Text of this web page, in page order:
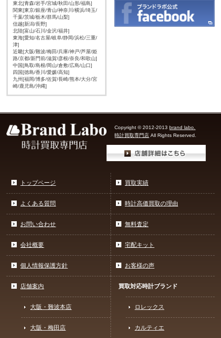
東北[青森/岩手/宮城/秋田/山形/福島]
関東[東京/銀座/青山/神奈川/横浜/埼玉/
千葉/茨城/栃木/群馬/山梨]
信越[新潟/長野]
北陸[富山/石川/金沢/福井]
東海[愛知/名古屋/岐阜/静岡/浜松/三重/
津]
近畿[大阪/難波/梅田/兵庫/神戸/芦屋/姫
路/京都/新門前/滋賀/彦根/奈良/和歌山]
中国[鳥取/島根/岡山/倉敷/広島/山口]
四国[徳島/香川/愛媛/高知]
九州[福岡/博多/佐賀/長崎/熊本/大分/宮
崎/鹿児島/沖縄]
Copyright © 2012-2013brand labo.
時計買取専門店 All Rights Reserved.
トップページ
よくある質問
お問い合わせ
会社概要
個人情報保護方針
買取実績
時計高価買取の理由
無料査定
宅配キット
お客様の声
店舗案内
大阪・難波本店
大阪・梅田店
買取対応時計ブランド
ロレックス
カルティエ